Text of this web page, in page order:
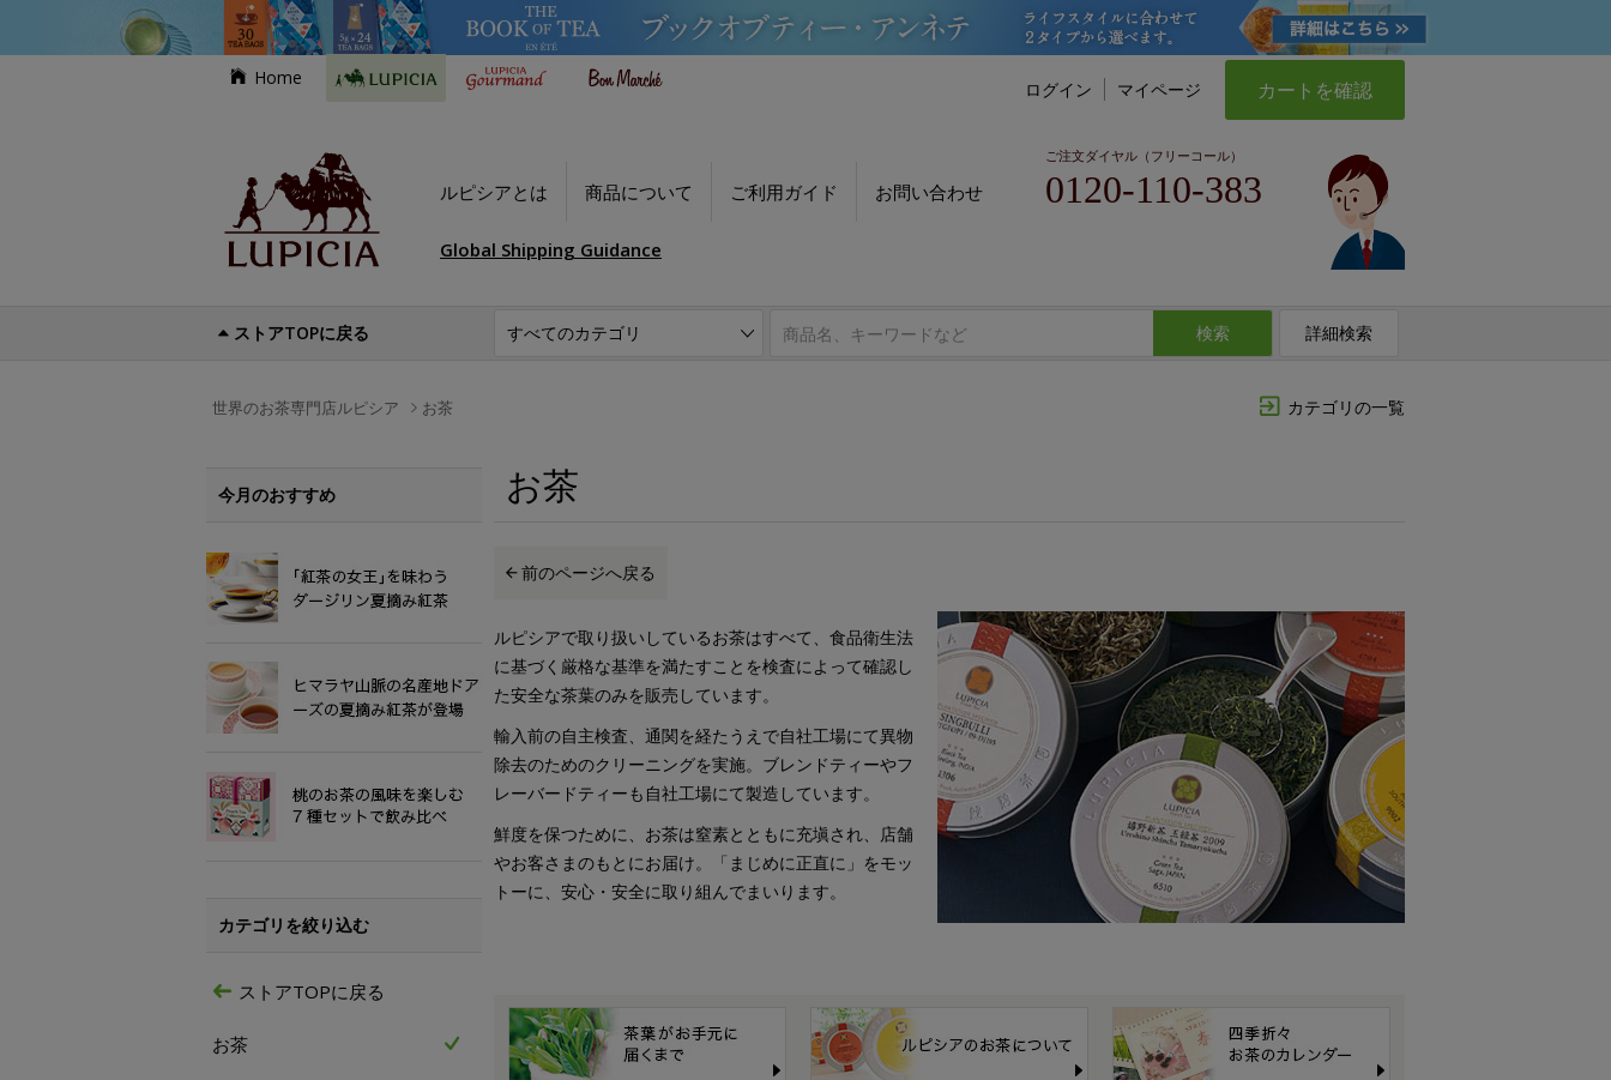
Home
ログイン マイページ カートを確認
ルピシアとは 商品について ご利用ガイド お問い合わせ
ご注文ダイヤル（フリーコール）
0120-110-383
Global Shipping Guidance
ストアTOPに戻る 検索 詳細検索
カテゴリの一覧
世界のお茶専門店ルピシア お茶
お茶
前のページへ戻る
ルピシアで取り扱いしているお茶はすべて、食品衛生法
に基づく厳格な基準を満たすことを検査によって確認し
た安全な茶葉のみを販売しています。
輸入前の自主検査、通関を経たうえで自社工場にて異物
除去のためのクリーニングを実施。ブレンドティーやフ
レーバードティーも自社工場にて製造しています。
鮮度を保つために、お茶は窒素とともに充塡され、店舗
やお客さまのもとにお届け。「まじめに正直に」をモッ
トーに、安心・安全に取り組んでまいります。
今月のおすすめ
カテゴリを絞り込む
ストアTOPに戻る
お茶